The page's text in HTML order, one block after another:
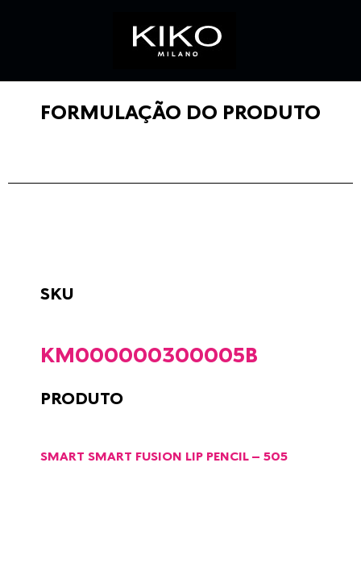
FORMULAÇÃO DO PRODUTO
SKU
KM000000300005B
PRODUTO
SMART SMART FUSION LIP PENCIL – 505